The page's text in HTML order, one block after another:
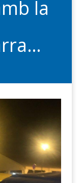
la